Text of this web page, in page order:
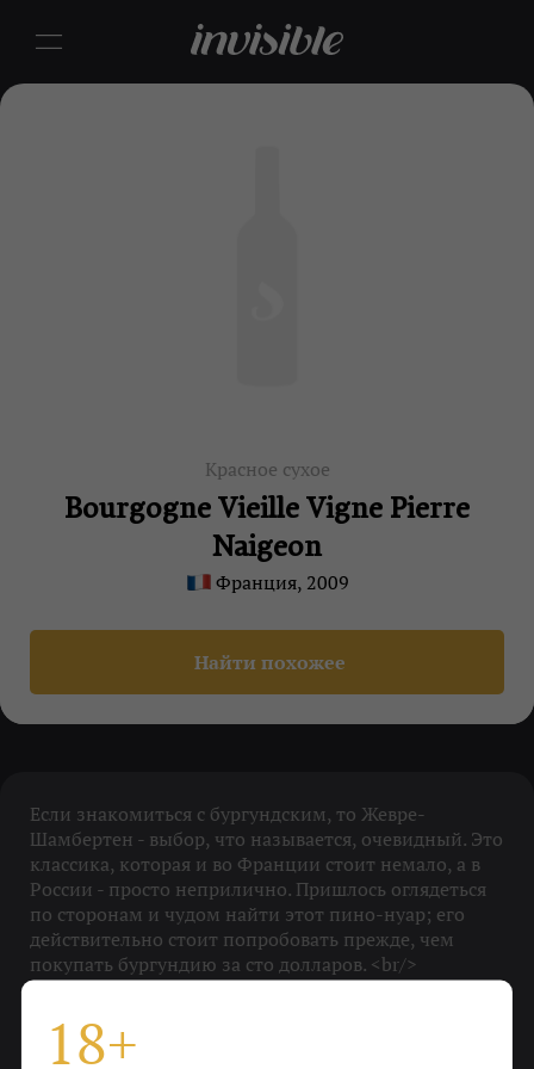
Красное сухое
Bourgogne Vieille Vigne Pierre
Naigeon
Франция, 2009
Найти похожее
Если знакомиться с бургундским, то Жевре-
Шамбертен - выбор, что называется, очевидный. Это
классика, которая и во Франции стоит немало, а в
России - просто неприлично. Пришлось оглядеться
по сторонам и чудом найти этот пино-нуар; его
действительно стоит попробовать прежде, чем
покупать бургундию за сто долларов. <br/>
И еще, лучше взять несколько бутылок: лет через
18+